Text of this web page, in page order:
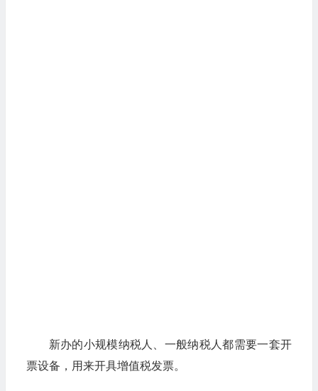
新办的小规模纳税人、一般纳税人都需要一套开
票设备，用来开具增值税发票。